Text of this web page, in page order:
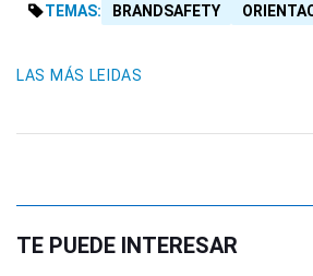
TEMAS: BRANDSAFETY
LAS MÁS LEIDAS
TE PUEDE INTERESAR